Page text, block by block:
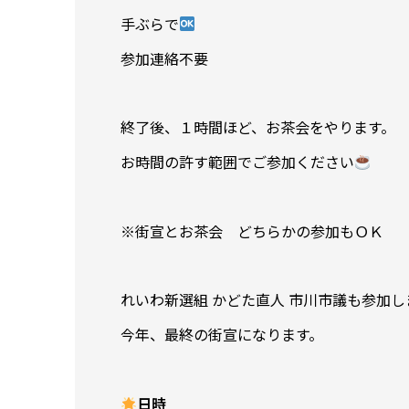
手ぶらで
参加連絡不要
終了後、１時間ほど、お茶会をやります。
お時間の許す範囲でご参加ください
※街宣とお茶会 どちらかの参加もＯＫ
れいわ新選組 かどた直人 市川市議も参加し
今年、最終の街宣になります。
日時